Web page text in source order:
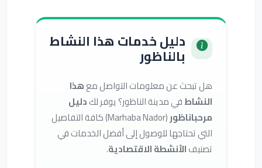
دليل خدمات هذا النشاط
بالناظور
هل تبحث عن معلومات التواصل معهذا
النشاطفي مدينة الناظور؟ يوفر لكدليل
مرحباناظور
(Marhaba Nador) كافة التفاصيل
التي تحتاجها للوصول إلى أفضل الخدمات في
تصنيفالأنشطة الاقتصادية.